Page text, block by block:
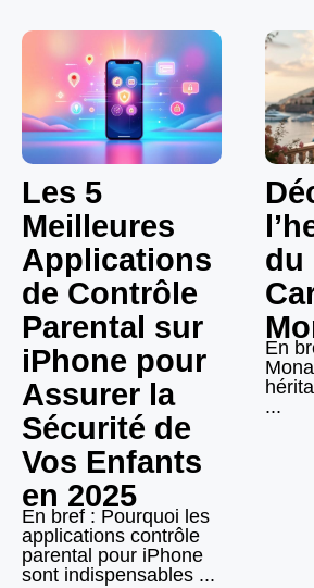
Les 5
Meilleures
Applications
de Contrôle
Parental sur
iPhone pour
Assurer la
Sécurité de
Vos Enfants
en 2025
En bref : Pourquoi les
applications contrôle
parental pour iPhone
sont indispensables ...
du
En
...